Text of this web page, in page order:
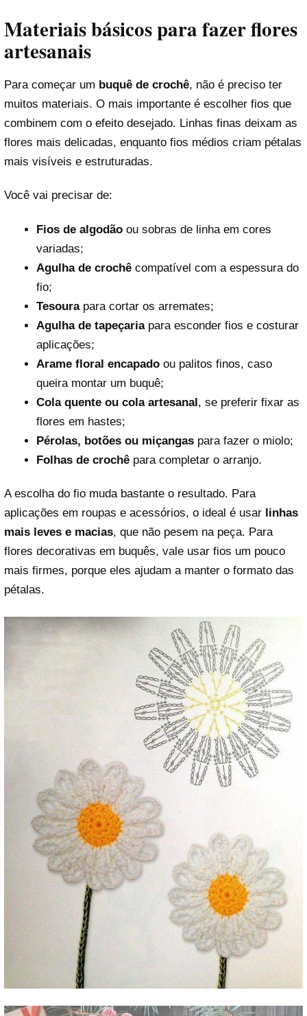
Materiais básicos para fazer flores
artesanais
Para começar um buquê de crochê, não é preciso ter
muitos materiais. O mais importante é escolher fios que
combinem com o efeito desejado. Linhas finas deixam as
flores mais delicadas, enquanto fios médios criam pétalas
mais visíveis e estruturadas.
Você vai precisar de:
Fios de algodãoou sobras de linha em cores
variadas;
Agulha de crochêcompatível com a espessura do
fio;
Tesourapara cortar os arremates;
Agulha de tapeçariapara esconder fios e costurar
aplicações;
Arame floral encapadoou palitos finos, caso
queira montar um buquê;
Cola quente ou cola artesanal, se preferir fixar as
flores em hastes;
Pérolas, botões ou miçangaspara fazer o miolo;
Folhas de crochêpara completar o arranjo.
A escolha do fio muda bastante o resultado. Para
aplicações em roupas e acessórios, o ideal é usar linhas
mais leves e macias, que não pesem na peça. Para
flores decorativas em buquês, vale usar fios um pouco
mais firmes, porque eles ajudam a manter o formato das
pétalas.